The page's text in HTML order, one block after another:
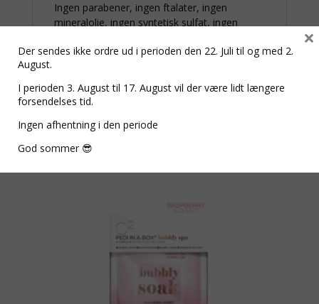
Ingen parabener, ingen ftalater, ingen
mineralolie, ingen syntetisk sulfat, ingen
Relaterede varer
Der sendes ikke ordre ud i perioden den 22. Juli til og med 2.
August.
I perioden 3. August til 17. August vil der være lidt længere
forsendelses tid.
Ingen afhentning i den periode
God sommer 😎
×